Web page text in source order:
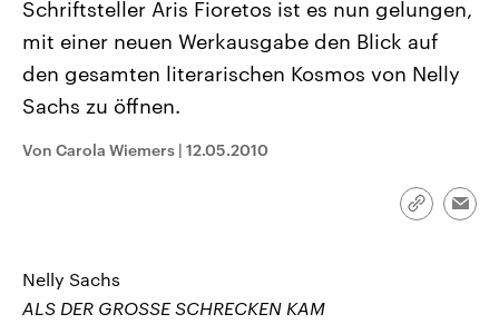
Bundesland von einer Koalition aus
CDU, SPD und FDP regiert.-
Umfragen, Prognosen,
Wahlprogramme, aktuelle Berichte
und Hintergründe zu den Parteien
und Kandidaten der anstehenden
mit großem Einfluss auf
aktuelle Weltgeschehen.
Sendungen
Audio-Archiv
Schriftsteller Aris Fioretos ist es nun gelungen,
mit einer neuen Werkausgabe den Blick auf
den gesamten literarischen Kosmos von Nelly
Sachs zu öffnen.
Von Carola Wiemers | 12.05.2010
Link
Nelly Sachs
ALS DER GROSSE SCHRECKEN KAM